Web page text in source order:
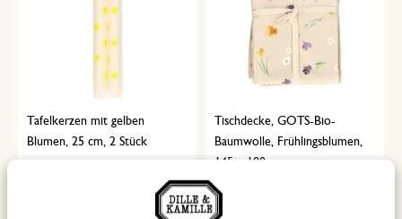
Tafelkerzen mit gelben
Blumen, 25 cm, 2 Stück
Tischdecke, GOTS-Bio-
Baumwolle, Frühlingsblumen,
145 x 180 cm
34,95